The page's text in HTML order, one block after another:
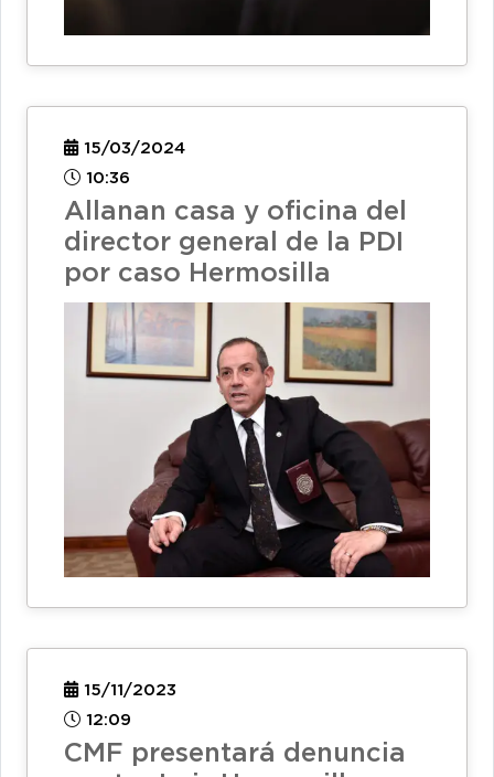
15/03/2024
10:36
Allanan casa y oficina del
director general de la PDI
por caso Hermosilla
15/11/2023
12:09
CMF presentará denuncia